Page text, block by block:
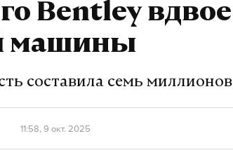
Bentley
машины
составила семь
11:58, 9 окт. 2025